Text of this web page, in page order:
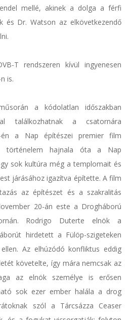
mellé, akinek a dolga a férfi
és Dr. Watson az elkövetkezendő
T rendszeren kívül ingyenesen
is.
a kódolatlan időszakban
találkozhatnak a csatornára
én a Nap építészei premier film
történelem hajnala óta a Nap
sok kultúra még a templomait és
járásához igazítva építette. A film
az építészet és a szakralitás
20-án este a Drogháború
Rodrigo Duterte elnök a
hirdetett a Fülöp-szigeteken
Az elhúzódó konfliktus eddig
követelte, így mára nemcsak az
az elnök személye is erősen
sok ezer ember halála a drog
szól a Tárcsázza Ceaser